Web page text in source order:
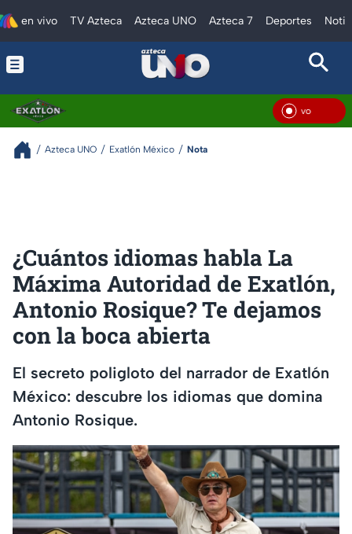
en vivo TV Azteca Azteca UNO Azteca 7 Deportes
En
Azteca UNO Exatlón México Nota
¿Cuántos idiomas habla La
Máxima Autoridad de Exatlón,
Antonio Rosique? Te dejamos
con la boca abierta
El secreto poligloto del narrador de Exatlón
México: descubre los idiomas que domina
Antonio Rosique.